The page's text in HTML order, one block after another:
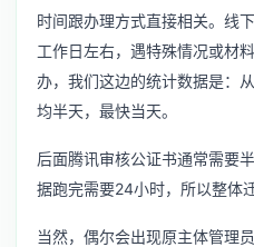
时间跟办理方式直接相关。线
工作日左右，遇特殊情况或材
办，我们这边的统计数据是：
均半天，最快当天。
后面腾讯审核公证书通常需要
据跑完需要24小时，所以整体
当然，偶尔会出现原主体管理